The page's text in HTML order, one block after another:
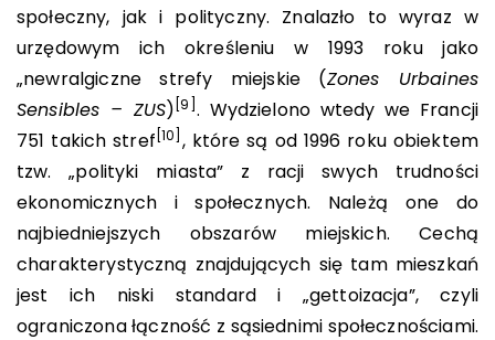
społeczny, jak i polityczny. Znalazło to wyraz w
urzędowym ich określeniu w 1993 roku jako
„newralgiczne strefy miejskie (Zones Urbaines
Sensibles – ZUS) [9] . Wydzielono wtedy we Francji
751 takich stref [10] , które są od 1996 roku obiektem
tzw. „polityki miasta” z racji swych trudności
ekonomicznych i społecznych. Należą one do
najbiedniejszych obszarów miejskich. Cechą
charakterystyczną znajdujących się tam mieszkań
jest ich niski standard i „gettoizacja”, czyli
ograniczona łączność z sąsiednimi społecznościami.